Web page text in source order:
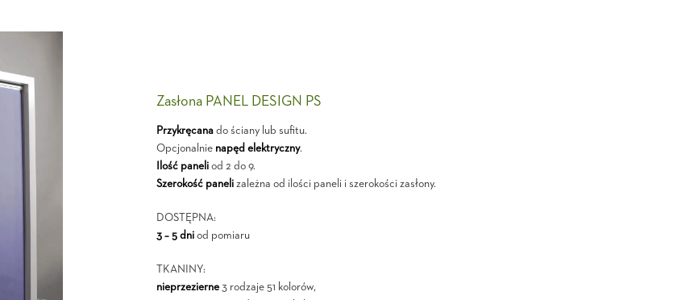
Zasłona PANEL DESIGN PS
Przykręcanado ściany lub sufitu.
Opcjonalnie napęd elektryczny.
Ilość paneliod 2 do 9.
Szerokość panelizależna od ilości paneli i szerokości zasłony.
DOSTĘPNA:
3 – 5 dniod pomiaru
TKANINY:
nieprzezierne3 rodzaje 51 kolorów,